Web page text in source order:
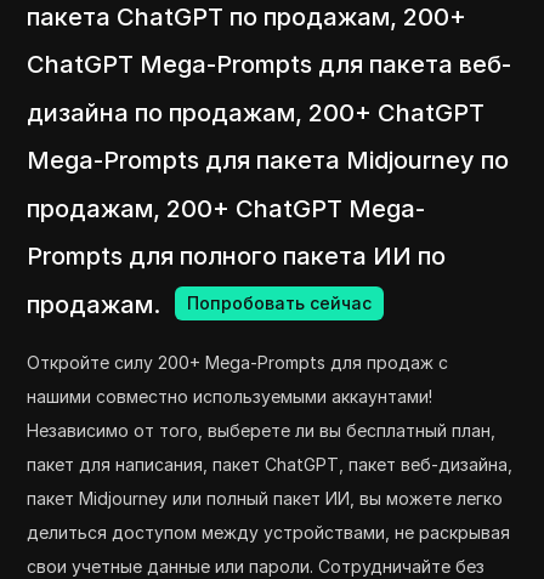
пакета ChatGPT по продажам, 200+
ChatGPT Mega-Prompts для пакета веб-
дизайна по продажам, 200+ ChatGPT
Mega-Prompts для пакета Midjourney по
продажам, 200+ ChatGPT Mega-
Prompts для полного пакета ИИ по
продажам.
Попробовать сейчас
Откройте силу 200+ Mega-Prompts для продаж с
нашими совместно используемыми аккаунтами!
Независимо от того, выберете ли вы бесплатный план,
пакет для написания, пакет ChatGPT, пакет веб-дизайна,
пакет Midjourney или полный пакет ИИ, вы можете легко
делиться доступом между устройствами, не раскрывая
свои учетные данные или пароли. Сотрудничайте без